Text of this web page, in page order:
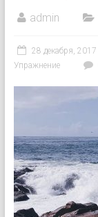
admin
28 декабря, 2017
Упражнение